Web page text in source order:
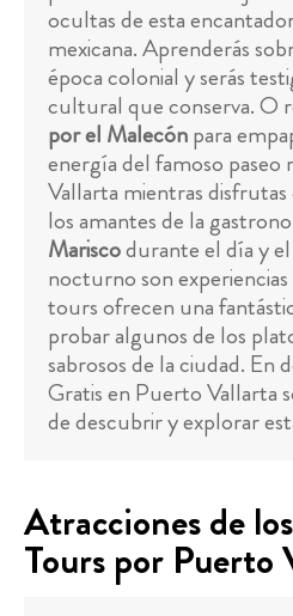
ocultas de esta
mexicana. Aprenderás
época colonial y serás
cultural que conserva. O
por el Malecónpara
energía del famoso
Vallarta mientras disfrutas
los amantes de la
Mariscodurante el día y el
nocturno son
tours ofrecen una
probar algunos de los
sabrosos de la ciudad. En
Gratis en Puerto Vallarta
de descubrir y explorar
Atracciones de
Tours por Puerto